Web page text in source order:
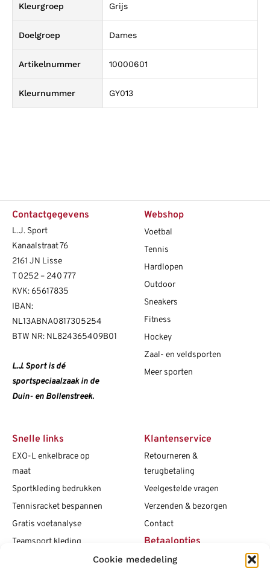
Cookie mededeling
Kleurgroep Grijs
Doelgroep Dames
Artikelnummer 10000601
Kleurnummer GY013
Contactgegevens
L.J. Sport
Kanaalstraat 76
2161 JN Lisse
T 0252 – 240 777
KVK: 65617835
IBAN:
NL13ABNA0817305254
BTW NR: NL824365409B01
L.J. Sport is dé
sportspeciaalzaak in de
Duin- en Bollenstreek.
Webshop
Voetbal
Tennis
Hardlopen
Outdoor
Sneakers
Fitness
Hockey
Zaal- en veldsporten
Meer sporten
Snelle links
EXO-L enkelbrace op
maat
Sportkleding bedrukken
Tennisracket bespannen
Gratis voetanalyse
Teamsport kleding
Klantenservice
Retourneren &
terugbetaling
Veelgestelde vragen
Verzenden & bezorgen
Contact
Betaalopties